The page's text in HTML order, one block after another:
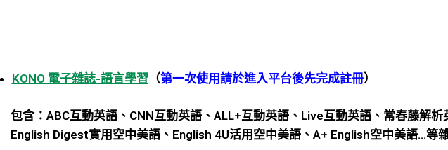
KONO 電子雜誌-語言學習 （第一次使用請於進入平台後先完成註冊）
包含：ABC互動英語、CNN互動英語、ALL+互動英語、Live互動英語、常春藤
English Digest實用空中美語、English 4U活用空中美語、A+ English空中美語…等